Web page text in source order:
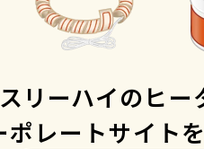
スリーハイのヒー
ポレートサイト